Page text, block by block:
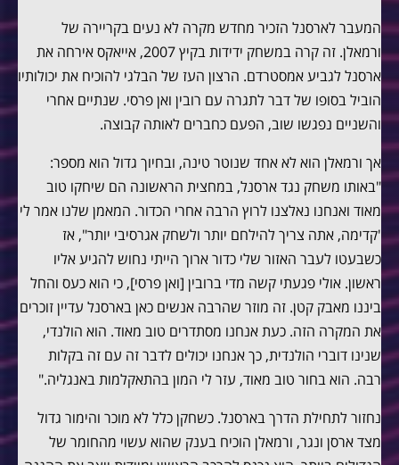
המעבר לארסנל הזכיר מחדש מקרה לא נעים בקריירה של
ורמאלן. זה קרה במשחק ידידות בקיץ 2007, אייאקס אירחה את
ארסנל לגביע אמסטרדם. הרצון העז של הבלגי להוכיח את יכולותיו
הוביל בסופו של דבר לתגרה עם רובין ואן פרסי. שנתיים אחרי
והשניים נפגשו שוב, הפעם כחברים לאותה קבוצה.
אך ורמאלן הוא לא אחד שנוטר טינה, ובחיוך גדול הוא מספר:
"באותו משחק נגד ארסנל, במחצית הראשונה הם שיחקו טוב
מאוד ואנחנו נאלצנו לרוץ הרבה אחרי הכדור. המאמן שלנו אמר לי
'קדימה, אתה צריך להילחם יותר ולשחק אגרסיבי יותר", אז
כשבעטו לעבר האזור שלי כדור ארוך הייתי נחוש להגיע אליו
ראשון. אולי פגעתי קשה מדי ברובין [ואן פרסי], כי הוא כעס והחל
ביננו מאבק קטן. זה מוזר שהרבה אנשים כאן בארסנל עדיין זוכרים
את המקרה הזה. כעת אנחנו מסתדרים טוב מאוד. הוא הולנדי,
שנינו דוברי הולנדית, כך אנחנו יכולים לדבר זה עם זה בקלות
רבה. הוא בחור טוב מאוד, עזר לי המון בהתאקלמות באנגליה."
נחזור לתחילת הדרך בארסנל. כשחקן כלל לא מוכר והימור גדול
מצד ארסן ונגר, ורמאלן הוכיח בענק שהוא עשוי מהחומר של